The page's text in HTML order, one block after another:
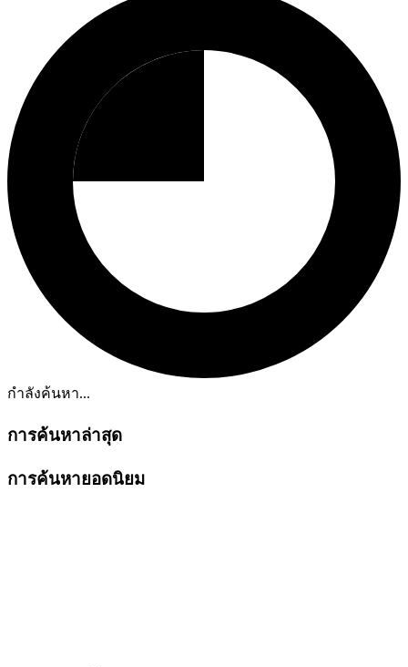
กำลังค้นหา...
การค้นหาล่าสุด
การค้นหายอดนิยม